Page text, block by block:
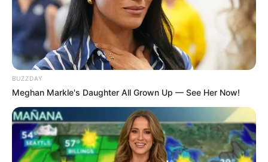
dengan S.W.O.R.D sebagai penguasa. Terjadilah kekacauan
ketika Lee, mafia dari Korsel mendekati Koharu, mantan ketua
Mugen. Tujuannya adalah untuk bisa menguasai daerah kekuasaan
BUZZDAY
Meghan Markle's Daughter All Grown Up — See Her Now!